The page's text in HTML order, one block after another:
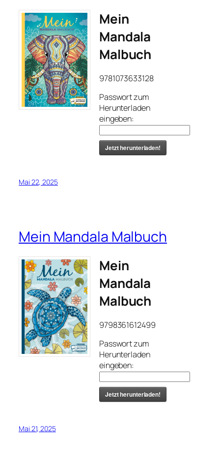
Mein
Mandala
Malbuch
9781073633128
Passwort zum
Herunterladen
eingeben:
Jetzt herunterladen!
Mai 22, 2025
Mein Mandala Malbuch
Mein
Mandala
Malbuch
9798361612499
Passwort zum
Herunterladen
eingeben:
Jetzt herunterladen!
Mai 21, 2025